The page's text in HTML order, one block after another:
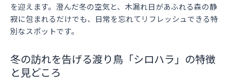
を迎えます。澄んだ冬の空気と、木漏れ日があふれる森の静
寂に包まれるだけでも、日常を忘れてリフレッシュできる特
別なスポットです。
冬の訪れを告げる渡り鳥「シロハラ」の特徴
と見どころ